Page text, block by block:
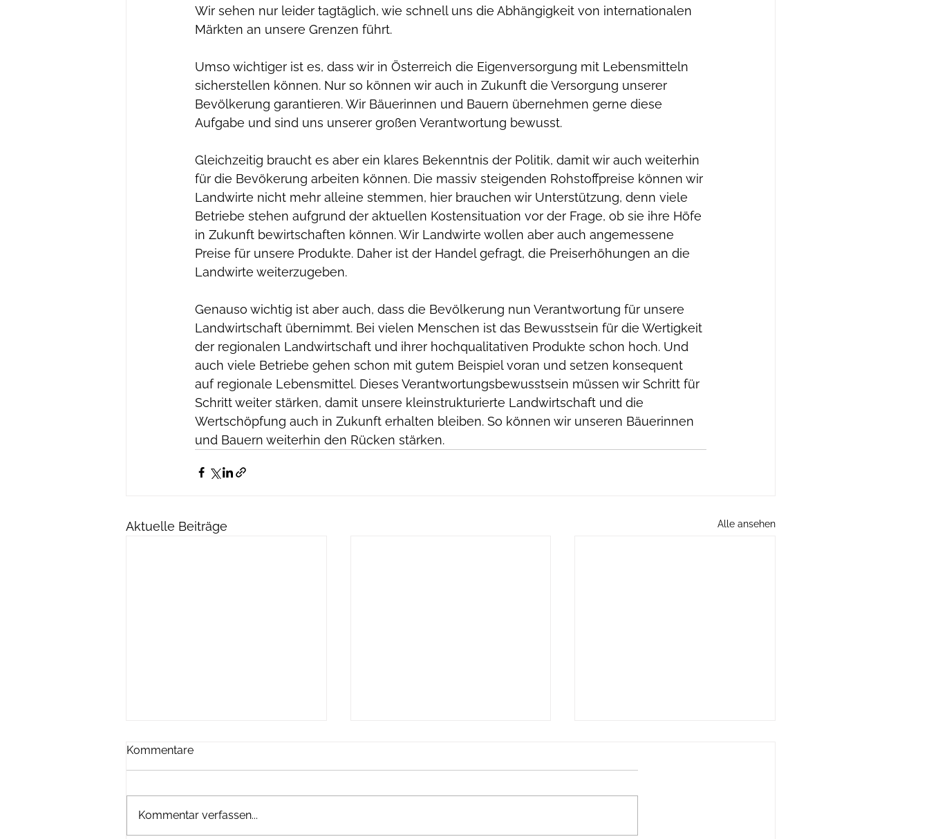
Wir sehen nur leider tagtäglich, wie schnell uns die Abhängigkeit von internationalen
Märkten an unsere Grenzen führt.
Umso wichtiger ist es, dass wir in Österreich die Eigenversorgung mit Lebensmitteln
sicherstellen können. Nur so können wir auch in Zukunft die Versorgung unserer
Bevölkerung garantieren. Wir Bäuerinnen und Bauern übernehmen gerne diese
Aufgabe und sind uns unserer großen Verantwortung bewusst.
Gleichzeitig braucht es aber ein klares Bekenntnis der Politik, damit wir auch weiterhin
für die Bevökerung arbeiten können. Die massiv steigenden Rohstoffpreise können wir
Landwirte nicht mehr alleine stemmen, hier brauchen wir Unterstützung, denn viele
Betriebe stehen aufgrund der aktuellen Kostensituation vor der Frage, ob sie ihre Höfe
in Zukunft bewirtschaften können. Wir Landwirte wollen aber auch angemessene
Preise für unsere Produkte. Daher ist der Handel gefragt, die Preiserhöhungen an die
Landwirte weiterzugeben.
Genauso wichtig ist aber auch, dass die Bevölkerung nun Verantwortung für unsere
Landwirtschaft übernimmt. Bei vielen Menschen ist das Bewusstsein für die Wertigkeit
der regionalen Landwirtschaft und ihrer hochqualitativen Produkte schon hoch. Und
auch viele Betriebe gehen schon mit gutem Beispiel voran und setzen konsequent
auf regionale Lebensmittel. Dieses Verantwortungsbewusstsein müssen wir Schritt für
Schritt weiter stärken, damit unsere kleinstrukturierte Landwirtschaft und die
Wertschöpfung auch in Zukunft erhalten bleiben. So können wir unseren Bäuerinnen
und Bauern weiterhin den Rücken stärken.
Aktuelle Beiträge Alle ansehen
Kommentare
Kommentar verfassen...